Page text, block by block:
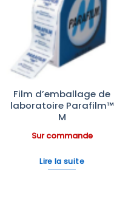
Ajouter
à la liste
d’envies
Film d’emballage de
laboratoire Parafilm™
M
Sur commande
Lire la suite